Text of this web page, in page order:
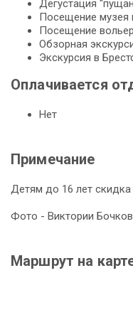
Де­гу­ста­ция
По­се­ще­ние му­зея
По­се­ще­ние
Об­зор­ная
Экс­кур­сия в
Оплачивается
Нет
Примечание
Детям до 16 лет скидка
Фото - Виктории
Маршрут на